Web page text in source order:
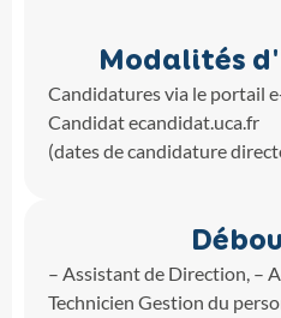
Modalités
Candidatures via le portail
Candidat ecandidat.uca.fr
(dates de candidature
– Assistant de Direction, –
Technicien Gestion du